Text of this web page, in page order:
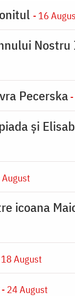
- 16
Pecerska
și
icoana
August
- 24 August